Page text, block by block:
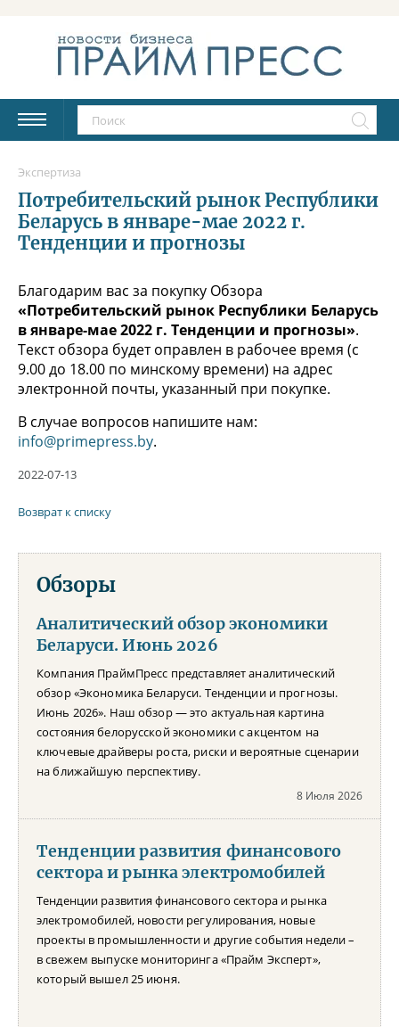
Экспертиза
Потребительский рынок Республики
Беларусь в январе-мае 2022 г.
Тенденции и прогнозы
Благодарим вас за покупку Обзора
«Потребительский рынок Республики Беларусь
в январе-мае 2022 г. Тенденции и прогнозы».
Текст обзора будет оправлен в рабочее время (с
9.00 до 18.00 по минскому времени) на адрес
электронной почты, указанный при покупке.
В случае вопросов напишите нам:
info@primepress.by.
2022-07-13
Возврат к списку
Обзоры
Аналитический обзор экономики
Беларуси. Июнь 2026
Компания ПраймПресс представляет аналитический
обзор «Экономика Беларуси. Тенденции и прогнозы.
Июнь 2026». Наш обзор — это актуальная картина
состояния белорусской экономики с акцентом на
ключевые драйверы роста, риски и вероятные сценарии
на ближайшую перспективу.
8 Июля 2026
Тенденции развития финансового
сектора и рынка электромобилей
Тенденции развития финансового сектора и рынка
электромобилей, новости регулирования, новые
проекты в промышленности и другие события недели –
в свежем выпуске мониторинга «Прайм Эксперт»,
который вышел 25 июня.